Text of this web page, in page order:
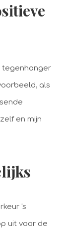
tegenhanger
als
en mijn
's
uit voor de